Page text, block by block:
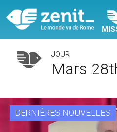
JOUR
Mars
DERNIÈRES NOUVELLES